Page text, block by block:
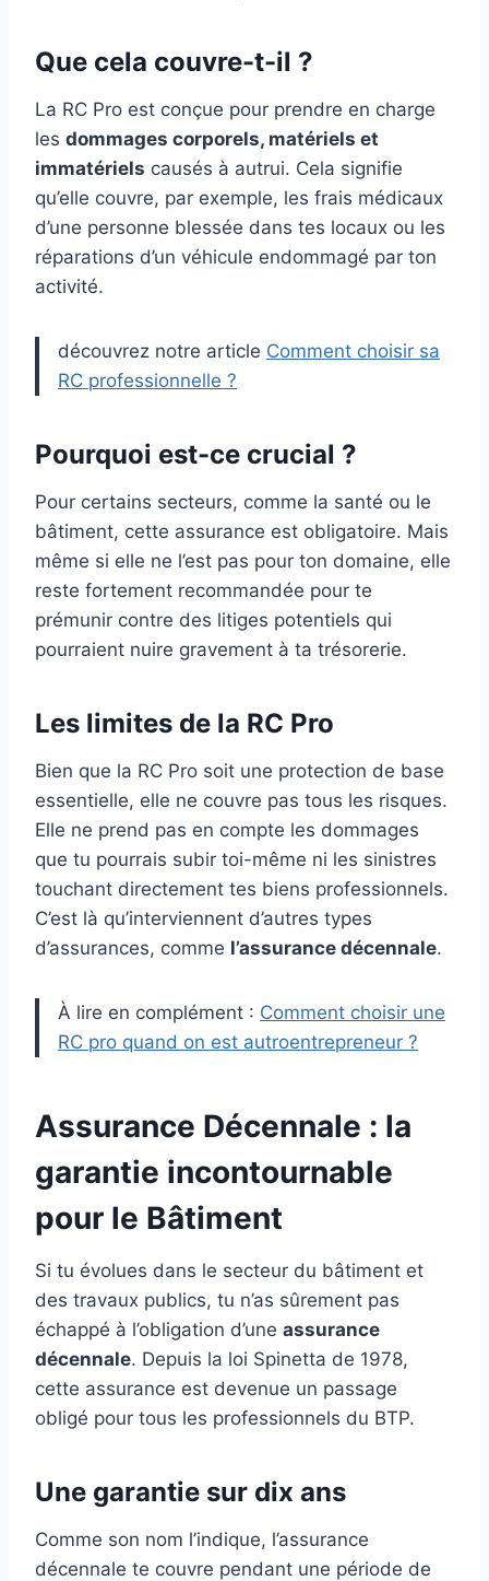
Que cela couvre-t-il ?
La RC Pro est conçue pour prendre en charge
les dommages corporels, matériels et
immatériels causés à autrui. Cela signifie
qu’elle couvre, par exemple, les frais médicaux
d’une personne blessée dans tes locaux ou les
réparations d’un véhicule endommagé par ton
activité.
découvrez notre article Comment choisir sa
RC professionnelle ?
Pourquoi est-ce crucial ?
Pour certains secteurs, comme la santé ou le
bâtiment, cette assurance est obligatoire. Mais
même si elle ne l’est pas pour ton domaine, elle
reste fortement recommandée pour te
prémunir contre des litiges potentiels qui
pourraient nuire gravement à ta trésorerie.
Les limites de la RC Pro
Bien que la RC Pro soit une protection de base
essentielle, elle ne couvre pas tous les risques.
Elle ne prend pas en compte les dommages
que tu pourrais subir toi-même ni les sinistres
touchant directement tes biens professionnels.
C’est là qu’interviennent d’autres types
d’assurances, comme l’assurance décennale.
À lire en complément : Comment choisir une
RC pro quand on est autroentrepreneur ?
Assurance Décennale : la
garantie incontournable
pour le Bâtiment
Si tu évolues dans le secteur du bâtiment et
des travaux publics, tu n’as sûrement pas
échappé à l’obligation d’une assurance
décennale. Depuis la loi Spinetta de 1978,
cette assurance est devenue un passage
obligé pour tous les professionnels du BTP.
Une garantie sur dix ans
Comme son nom l’indique, l’assurance
décennale te couvre pendant une période de